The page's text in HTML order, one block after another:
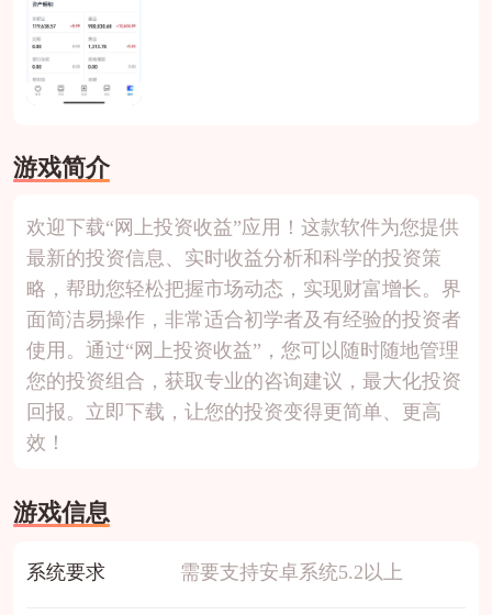
游戏简介
欢迎下载“网上投资收益”应用！这款软件为您提供
最新的投资信息、实时收益分析和科学的投资策
略，帮助您轻松把握市场动态，实现财富增长。界
面简洁易操作，非常适合初学者及有经验的投资者
使用。通过“网上投资收益”，您可以随时随地管理
您的投资组合，获取专业的咨询建议，最大化投资
回报。立即下载，让您的投资变得更简单、更高
效！
游戏信息
系统要求 需要支持安卓系统5.2以上